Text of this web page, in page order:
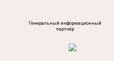
Генеральный информационный
партнёр